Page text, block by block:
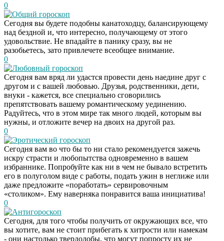
0
Общий гороскоп
Сегодня вы будете подобны канатоходцу, балансирующему
над бездной и, что интересно, получающему от этого
удовольствие. Не впадайте в панику сразу, вы не
разобьетесь, зато привлечете всеобщее внимание.
0
Любовный гороскоп
Сегодня вам вряд ли удастся провести день наедине друг с
другом и с вашей любовью. Друзья, родственники, дети,
внуки - кажется, все специально сговорились
препятствовать вашему романтическому уединению.
Радуйтесь, что в этом мире так много людей, которым вы
нужны, и отложите вечер на двоих на другой раз.
0
Эротический гороскоп
Сегодня вам во что бы то ни стало рекомендуется зажечь
искру страсти и любопытства одновременно в вашем
избраннике. Попробуйте как ни в чем не бывало встретить
его в полуголом виде с работы, подать ужин в неглиже или
даже предложите «поработать» сервировочным
«столиком». Ему наверняка понравится ваша инициатива!
0
Антигороскоп
Сегодня, для того чтобы получить от окружающих все, что
вы хотите, вам не стоит прибегать к хитрости или намекам
- они настолько твердолобы, что могут попросту их не